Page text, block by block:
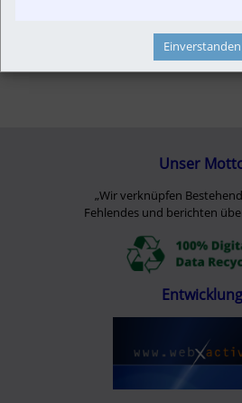
Unser
„Wir verknüpfen
Fehlendes und berichten
Entwicklung
Einverstanden